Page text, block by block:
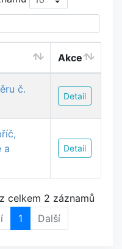
Akce
č.
Detail
a
Detail
celkem 2 záznamů
1 Další